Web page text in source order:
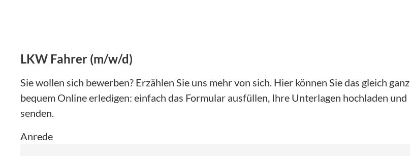
LKW Fahrer (m/w/d)
Sie wollen sich bewerben? Erzählen Sie uns mehr von sich. Hier können Sie das gleich ganz
bequem Online erledigen: einfach das Formular ausfüllen, Ihre Unterlagen hochladen und
senden.
Anrede